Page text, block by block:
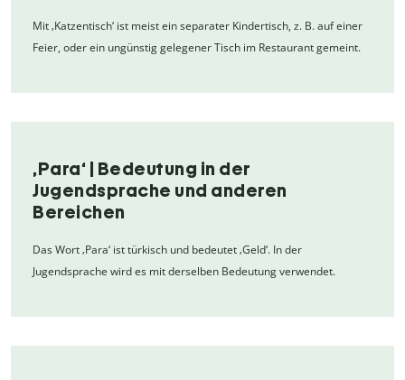
Mit ‚Katzentisch‘ ist meist ein separater Kindertisch, z. B. auf einer
Feier, oder ein ungünstig gelegener Tisch im Restaurant gemeint.
‚Para‘ | Bedeutung in der
Jugendsprache und anderen
Bereichen
Das Wort ‚Para‘ ist türkisch und bedeutet ‚Geld‘. In der
Jugendsprache wird es mit derselben Bedeutung verwendet.